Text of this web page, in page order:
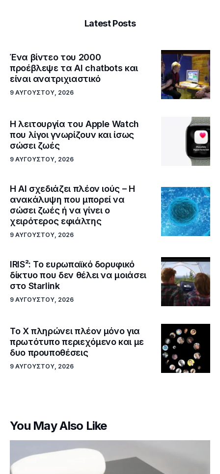
Latest Posts
Ένα βίντεο του 2000
προέβλεψε τα AI chatbots και
είναι ανατριχιαστικό
9 ΑΥΓΟΎΣΤΟΥ, 2026
Η λειτουργία του Apple Watch
που λίγοι γνωρίζουν και ίσως
σώσει ζωές
9 ΑΥΓΟΎΣΤΟΥ, 2026
Η AI σχεδιάζει πλέον ιούς – Η
ανακάλυψη που μπορεί να
σώσει ζωές ή να γίνει ο
χειρότερος εφιάλτης
9 ΑΥΓΟΎΣΤΟΥ, 2026
IRIS²: Το ευρωπαϊκό δορυφικό
δίκτυο που δεν θέλει να μοιάσει
στο Starlink
9 ΑΥΓΟΎΣΤΟΥ, 2026
Το X πληρώνει πλέον μόνο για
πρωτότυπο περιεχόμενο και με
δυο προυποθέσεις
9 ΑΥΓΟΎΣΤΟΥ, 2026
You May Also Like